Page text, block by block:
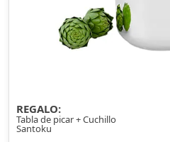
REGALO:
Tabla de picar + Cuchillo
Santoku